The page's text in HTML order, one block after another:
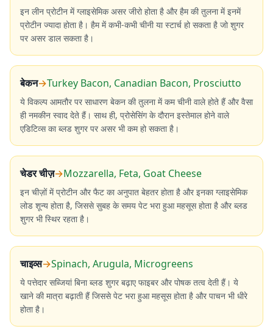
इन लीन प्रोटीन में ग्लाइसेमिक असर जीरो होता है और हैम की तुलना में इनमें
प्रोटीन ज्यादा होता है। हैम में कभी-कभी चीनी या स्टार्च हो सकता है जो शुगर
पर असर डाल सकता है।
बेकन→Turkey Bacon, Canadian Bacon, Prosciutto
ये विकल्प आमतौर पर साधारण बेकन की तुलना में कम चीनी वाले होते हैं और वैसा
ही नमकीन स्वाद देते हैं। साथ ही, प्रोसेसिंग के दौरान इस्तेमाल होने वाले
एडिटिव्स का ब्लड शुगर पर असर भी कम हो सकता है।
चेडर चीज़→Mozzarella, Feta, Goat Cheese
इन चीज़ों में प्रोटीन और फैट का अनुपात बेहतर होता है और इनका ग्लाइसेमिक
लोड शून्य होता है, जिससे सुबह के समय पेट भरा हुआ महसूस होता है और ब्लड
शुगर भी स्थिर रहता है।
चाइव्स→Spinach, Arugula, Microgreens
ये पत्तेदार सब्जियां बिना ब्लड शुगर बढ़ाए फाइबर और पोषक तत्व देती हैं। ये
खाने की मात्रा बढ़ाती हैं जिससे पेट भरा हुआ महसूस होता है और पाचन भी धीरे
होता है।